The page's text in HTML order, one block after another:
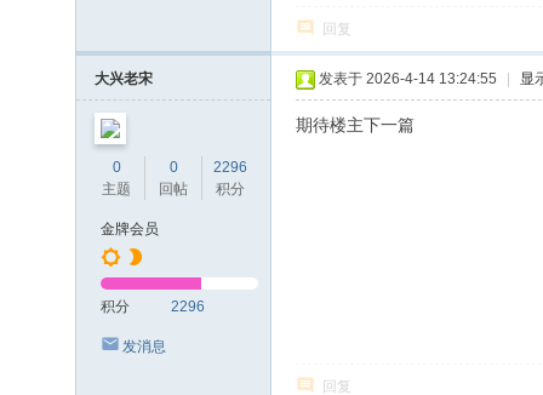
回复
大兴老宋
0
主题
0
回帖
2296
积分
金牌会员
积分 2296
发消息
发表于 2026-4-14 13:24:55 显
期待楼主下一篇
回复